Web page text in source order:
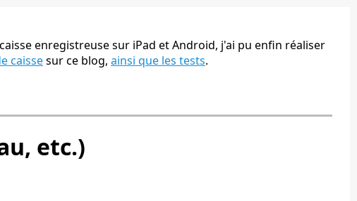
enregistreuse sur iPad et Android, j'ai pu enfin réaliser
caissesur ce blog, ainsi que les tests.
etc.)